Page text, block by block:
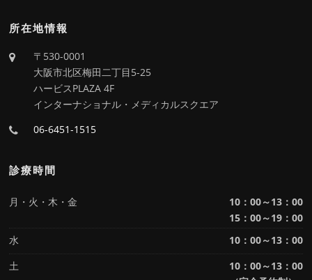
所在地情報
〒530-0001
大阪市北区梅田二丁目5-25
ハービスPLAZA 4F
インターナショナル・メディカルスクエア
06-6451-1515
診療時間
月・火・木・金
10：00～13：00
15：00～19：00
水
10：00～13：00
土
10：00～13：00